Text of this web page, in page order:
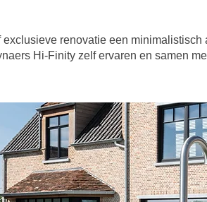
renovatie een
Hi-Finity zelf ervaren en samen